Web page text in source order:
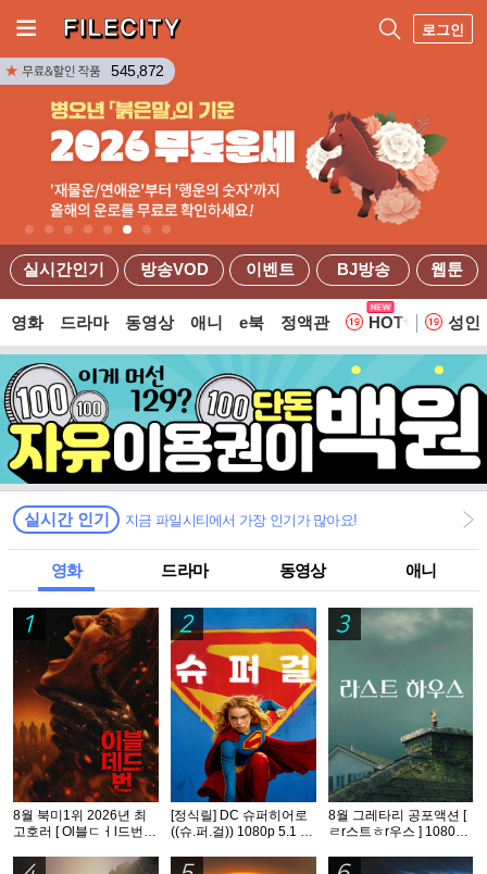
로그인
실시간인기 방송VOD 이벤트 BJ방송 웹툰
545,872
영화 드라마 동영상 애니 e북 정액관 HOT 웹
성인
실시간 인기 지금 파일시티에서 가장 인기가 많아요!
영화 드라마 동영상 애니
1
8월 북미1위 2026년 최
고호러 [ Ol블ㄷㅓl드번 ]
2
[정식릴] DC 슈퍼히어로
((슈.퍼.걸)) 1080p 5.1 공
3
8월 그레타리 공포액션 [
ㄹr스트ㅎr우스 ] 1080p